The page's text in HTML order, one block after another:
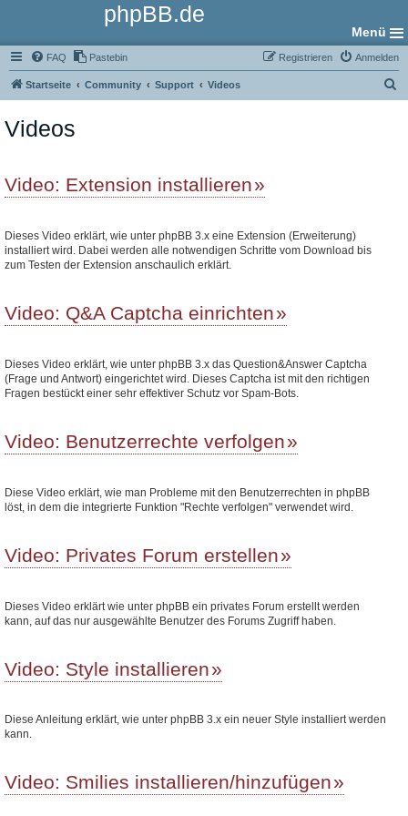
phpBB.de
Menü
FAQ Pastebin Anmelden
Registrieren
Startseite Community Support Videos
Videos
Video: Extension installieren
Dieses Video erklärt, wie unter phpBB 3.x eine Extension (Erweiterung)
installiert wird. Dabei werden alle notwendigen Schritte vom Download bis
zum Testen der Extension anschaulich erklärt.
Video: Q&A Captcha einrichten
Dieses Video erklärt, wie unter phpBB 3.x das Question&Answer Captcha
(Frage und Antwort) eingerichtet wird. Dieses Captcha ist mit den richtigen
Fragen bestückt einer sehr effektiver Schutz vor Spam-Bots.
Video: Benutzerrechte verfolgen
Diese Video erklärt, wie man Probleme mit den Benutzerrechten in phpBB
löst, in dem die integrierte Funktion "Rechte verfolgen" verwendet wird.
Video: Privates Forum erstellen
Dieses Video erklärt wie unter phpBB ein privates Forum erstellt werden
kann, auf das nur ausgewählte Benutzer des Forums Zugriff haben.
Video: Style installieren
Diese Anleitung erklärt, wie unter phpBB 3.x ein neuer Style installiert werden
kann.
Video: Smilies installieren/hinzufügen